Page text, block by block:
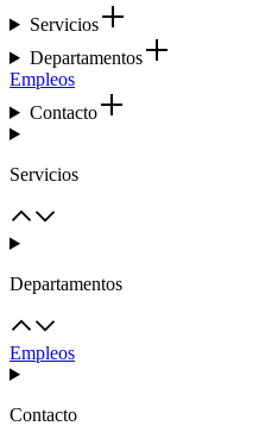
Servicios
Departamentos
Empleos
Contacto
Servicios
Departamentos
Empleos
Contacto